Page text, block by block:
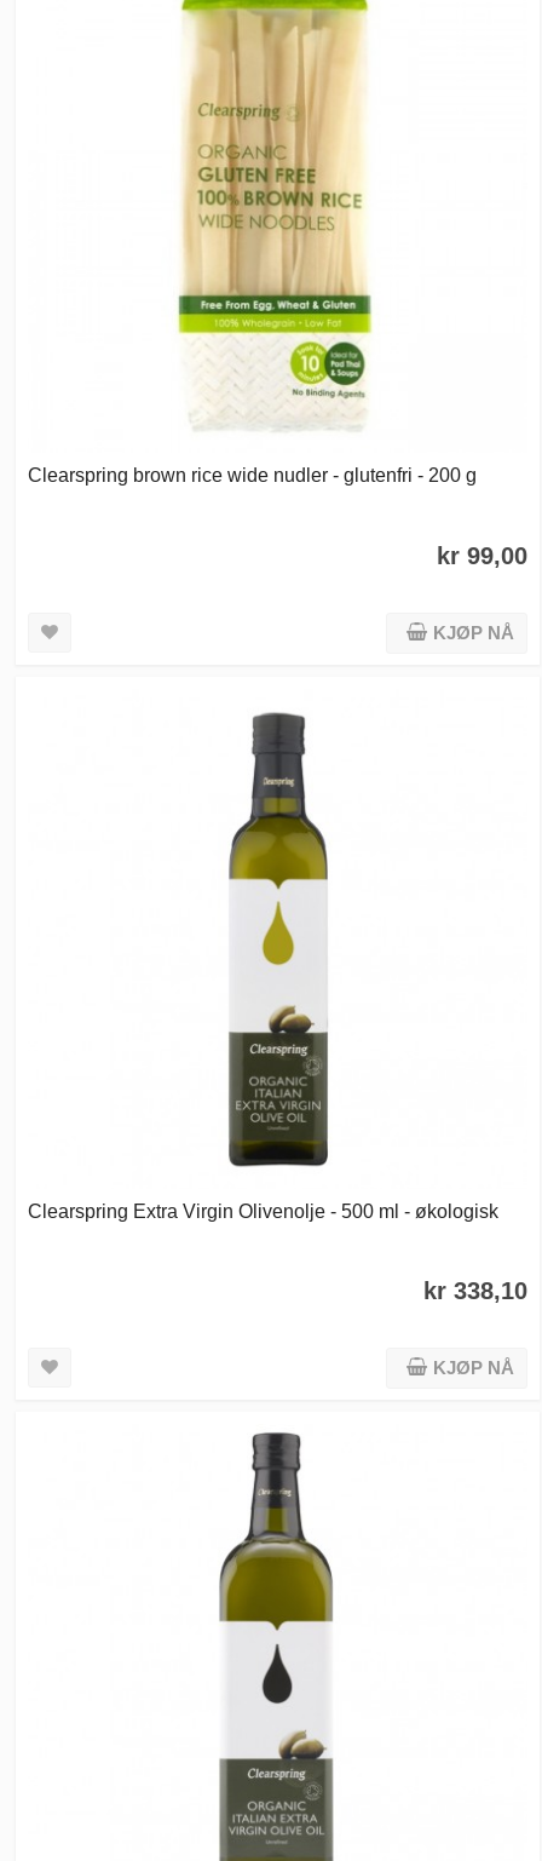
Clearspring brown rice wide nudler - glutenfri - 200 g
kr 99,00
KJØP NÅ
Clearspring Extra Virgin Olivenolje - 500 ml - økologisk
kr 338,10
KJØP NÅ